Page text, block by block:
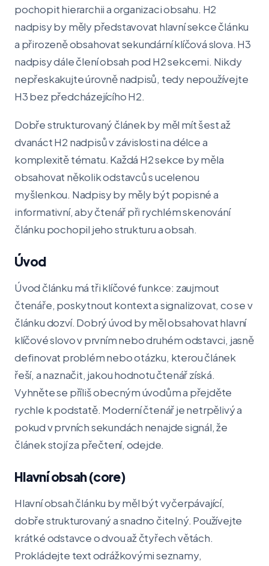
pochopit hierarchii a organizaci obsahu. H2
nadpisy by měly představovat hlavní sekce článku
a přirozeně obsahovat sekundární klíčová slova. H3
nadpisy dále člení obsah pod H2 sekcemi. Nikdy
nepřeskakujte úrovně nadpisů, tedy nepoužívejte
H3 bez předcházejícího H2.
Dobře strukturovaný článek by měl mít šest až
dvanáct H2 nadpisů v závislosti na délce a
komplexitě tématu. Každá H2 sekce by měla
obsahovat několik odstavců s ucelenou
myšlenkou. Nadpisy by měly být popisné a
informativní, aby čtenář při rychlém skenování
článku pochopil jeho strukturu a obsah.
Úvod
Úvod článku má tři klíčové funkce: zaujmout
čtenáře, poskytnout kontext a signalizovat, co se v
článku dozví. Dobrý úvod by měl obsahovat hlavní
klíčové slovo v prvním nebo druhém odstavci, jasně
definovat problém nebo otázku, kterou článek
řeší, a naznačit, jakou hodnotu čtenář získá.
Vyhněte se příliš obecným úvodům a přejděte
rychle k podstatě. Moderní čtenář je netrpělivý a
pokud v prvních sekundách nenajde signál, že
článek stojí za přečtení, odejde.
Hlavní obsah (core)
Hlavní obsah článku by měl být vyčerpávající,
dobře strukturovaný a snadno čitelný. Používejte
krátké odstavce o dvou až čtyřech větách.
Prokládejte text odrážkovými seznamy,